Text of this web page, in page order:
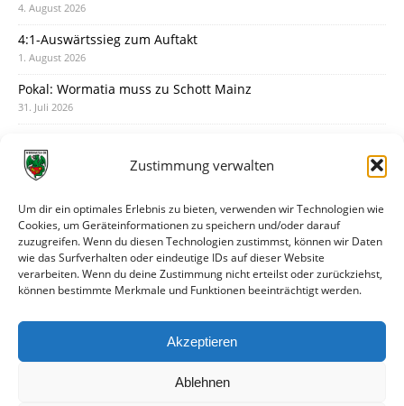
Zustimmung verwalten
Um dir ein optimales Erlebnis zu bieten, verwenden wir Technologien wie
Cookies, um Geräteinformationen zu speichern und/oder darauf
zuzugreifen. Wenn du diesen Technologien zustimmst, können wir Daten
wie das Surfverhalten oder eindeutige IDs auf dieser Website
verarbeiten. Wenn du deine Zustimmung nicht erteilst oder zurückziehst,
können bestimmte Merkmale und Funktionen beeinträchtigt werden.
Akzeptieren
Ablehnen
4. August 2026
4:1-Auswärtssieg zum Auftakt
1. August 2026
Pokal: Wormatia muss zu Schott Mainz
31. Juli 2026
30. Juli 2026
28. Juli 2026
Neuer Rückensponsor
28. Juli 2026
Neue Podcast-Folge: So tickt Björn!
Eindrücke vom Stadionfest
27. Juli 2026